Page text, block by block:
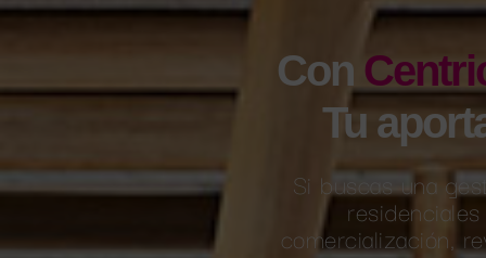
Con
Tu
Si buscas una
comercialización,